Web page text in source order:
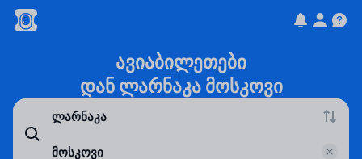
ავიაბილეთები
დან ლარნაკა მოსკოვი